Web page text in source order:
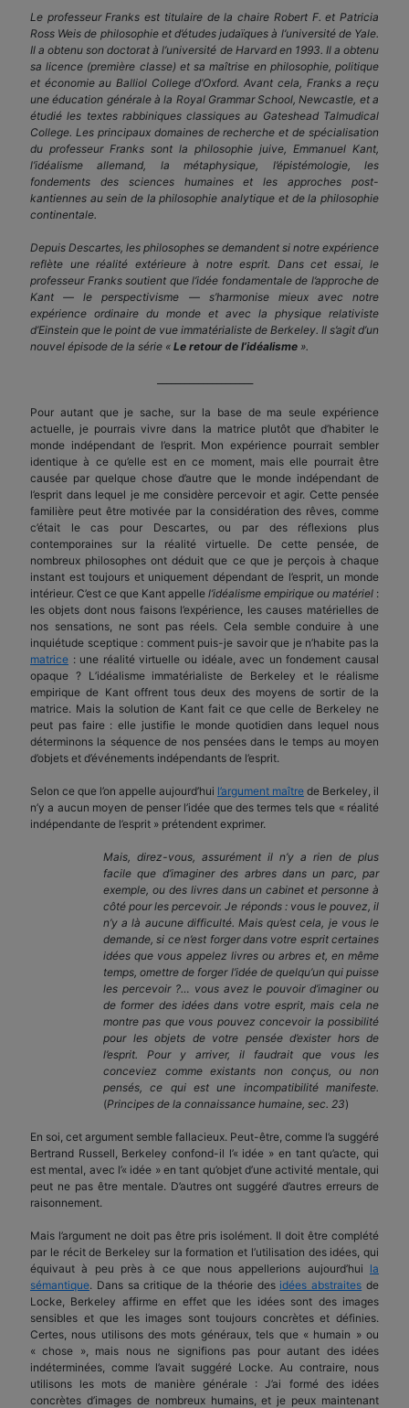
Le professeur Franks est titulaire de la chaire Robert F. et Patricia
Ross Weis de philosophie et d’études judaïques à l’université de Yale.
Il a obtenu son doctorat à l’université de Harvard en 1993. Il a obtenu
sa licence (première classe) et sa maîtrise en philosophie, politique
et économie au Balliol College d’Oxford. Avant cela, Franks a reçu
une éducation générale à la Royal Grammar School, Newcastle, et a
étudié les textes rabbiniques classiques au Gateshead Talmudical
College. Les principaux domaines de recherche et de spécialisation
du professeur Franks sont la philosophie juive, Emmanuel Kant,
l’idéalisme allemand, la métaphysique, l’épistémologie, les
fondements des sciences humaines et les approches post-
kantiennes au sein de la philosophie analytique et de la philosophie
continentale.
Depuis Descartes, les philosophes se demandent si notre expérience
reflète une réalité extérieure à notre esprit. Dans cet essai, le
professeur Franks soutient que l’idée fondamentale de l’approche de
Kant — le perspectivisme — s’harmonise mieux avec notre
expérience ordinaire du monde et avec la physique relativiste
d’Einstein que le point de vue immatérialiste de Berkeley. Il s’agit d’un
nouvel épisode de la série « Le retour de l’idéalisme ».
Pour autant que je sache, sur la base de ma seule expérience
actuelle, je pourrais vivre dans la matrice plutôt que d’habiter le
monde indépendant de l’esprit. Mon expérience pourrait sembler
identique à ce qu’elle est en ce moment, mais elle pourrait être
causée par quelque chose d’autre que le monde indépendant de
l’esprit dans lequel je me considère percevoir et agir. Cette pensée
familière peut être motivée par la considération des rêves, comme
c’était le cas pour Descartes, ou par des réflexions plus
contemporaines sur la réalité virtuelle. De cette pensée, de
nombreux philosophes ont déduit que ce que je perçois à chaque
instant est toujours et uniquement dépendant de l’esprit, un monde
intérieur. C’est ce que Kant appelle l’idéalisme empirique ou matériel :
les objets dont nous faisons l’expérience, les causes matérielles de
nos sensations, ne sont pas réels. Cela semble conduire à une
inquiétude sceptique : comment puis-je savoir que je n’habite pas la
matrice : une réalité virtuelle ou idéale, avec un fondement causal
opaque ? L’idéalisme immatérialiste de Berkeley et le réalisme
empirique de Kant offrent tous deux des moyens de sortir de la
matrice. Mais la solution de Kant fait ce que celle de Berkeley ne
peut pas faire : elle justifie le monde quotidien dans lequel nous
déterminons la séquence de nos pensées dans le temps au moyen
d’objets et d’événements indépendants de l’esprit.
Selon ce que l’on appelle aujourd’hui l’argument maître de Berkeley, il
n’y a aucun moyen de penser l’idée que des termes tels que « réalité
indépendante de l’esprit » prétendent exprimer.
Mais, direz-vous, assurément il n’y a rien de plus
facile que d’imaginer des arbres dans un parc, par
exemple, ou des livres dans un cabinet et personne à
côté pour les percevoir. Je réponds : vous le pouvez, il
n’y a là aucune difficulté. Mais qu’est cela, je vous le
demande, si ce n’est forger dans votre esprit certaines
idées que vous appelez livres ou arbres et, en même
temps, omettre de forger l’idée de quelqu’un qui puisse
les percevoir ?… vous avez le pouvoir d’imaginer ou
de former des idées dans votre esprit, mais cela ne
montre pas que vous pouvez concevoir la possibilité
pour les objets de votre pensée d’exister hors de
l’esprit. Pour y arriver, il faudrait que vous les
conceviez comme existants non conçus, ou non
pensés, ce qui est une incompatibilité manifeste.
(Principes de la connaissance humaine, sec. 23)
En soi, cet argument semble fallacieux. Peut-être, comme l’a suggéré
Bertrand Russell, Berkeley confond-il l’« idée » en tant qu’acte, qui
est mental, avec l’« idée » en tant qu’objet d’une activité mentale, qui
peut ne pas être mentale. D’autres ont suggéré d’autres erreurs de
raisonnement.
Mais l’argument ne doit pas être pris isolément. Il doit être complété
par le récit de Berkeley sur la formation et l’utilisation des idées, qui
équivaut à peu près à ce que nous appellerions aujourd’hui la
sémantique. Dans sa critique de la théorie des idées abstraites de
Locke, Berkeley affirme en effet que les idées sont des images
sensibles et que les images sont toujours concrètes et définies.
Certes, nous utilisons des mots généraux, tels que « humain » ou
« chose », mais nous ne signifions pas pour autant des idées
indéterminées, comme l’avait suggéré Locke. Au contraire, nous
utilisons les mots de manière générale : J’ai formé des idées
concrètes d’images de nombreux humains, et je peux maintenant